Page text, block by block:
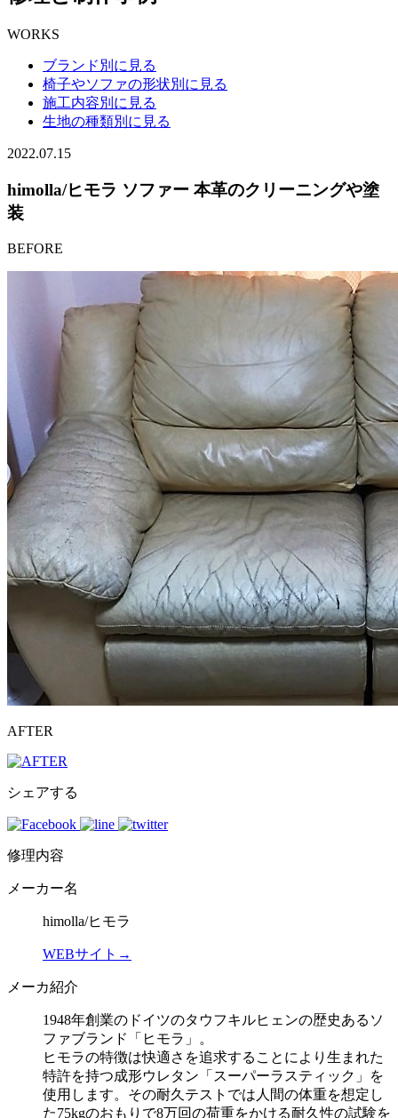
WORKS
ブランド別に見る
椅子やソファの形状別に見る
施工内容別に見る
生地の種類別に見る
2022.07.15
himolla/ヒモラ ソファー 本革のクリーニングや塗
装
BEFORE
AFTER
シェアする
修理内容
メーカー名
himolla/ヒモラ
WEBサイト→
メーカ紹介
1948年創業のドイツのタウフキルヒェンの歴史あるソ
ファブランド「ヒモラ」。
ヒモラの特徴は快適さを追求することにより生まれた
特許を持つ成形ウレタン「スーパーラスティック」を
使用します。その耐久テストでは人間の体重を想定し
た75kgのおもりで8万回の荷重をかける耐久性の試験を